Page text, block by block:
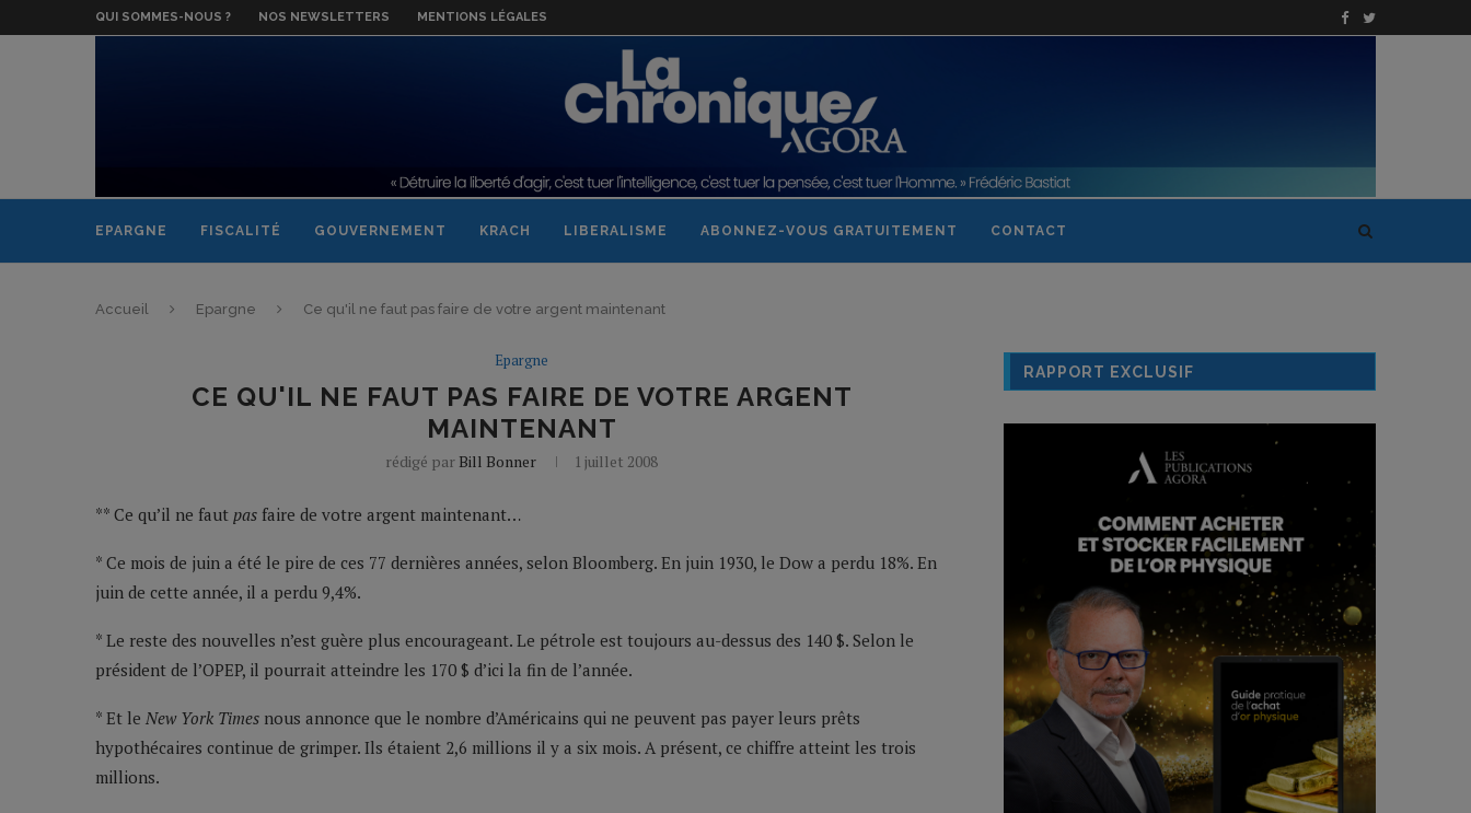
QUI SOMMES-NOUS ? NOS NEWSLETTERS MENTIONS LÉGALES
EPARGNE FISCALITÉ GOUVERNEMENT KRACH LIBERALISME ABONNEZ-VOUS GRATUITEMENT CONTACT
Accueil Epargne Ce qu'il ne faut pas faire de votre argent maintenant
Epargne
CE QU'IL NE FAUT PAS FAIRE DE VOTRE ARGENT
MAINTENANT
rédigé par Bill Bonner 1 juillet 2008
** Ce qu’il ne faut pas faire de votre argent maintenant…
* Ce mois de juin a été le pire de ces 77 dernières années, selon Bloomberg. En juin 1930, le Dow a perdu 18%. En
juin de cette année, il a perdu 9,4%.
* Le reste des nouvelles n’est guère plus encourageant. Le pétrole est toujours au-dessus des 140 $. Selon le
président de l’OPEP, il pourrait atteindre les 170 $ d’ici la fin de l’année.
* Et le New York Times nous annonce que le nombre d’Américains qui ne peuvent pas payer leurs prêts
hypothécaires continue de grimper. Ils étaient 2,6 millions il y a six mois. A présent, ce chiffre atteint les trois
millions.
RAPPORT EXCLUSIF